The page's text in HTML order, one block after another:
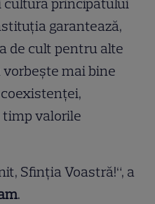
principatului
garantează,
de cult pentru alte
mai bine
valorile
Sfinția Voastră!“, a
.